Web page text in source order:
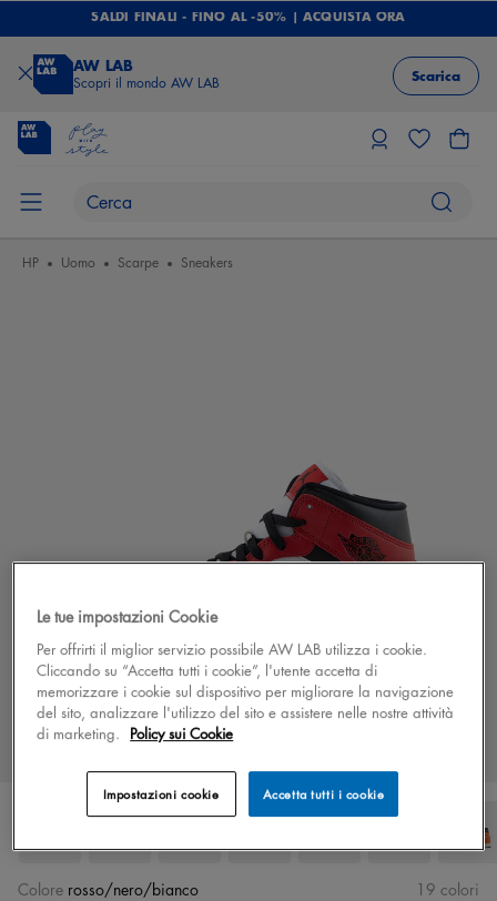
SALDI FINALI - FINO AL -50% | ACQUISTA ORA
AW LAB
Scopri il mondo AW LAB Scarica
HP Uomo Scarpe Sneakers
Colore rosso/nero/bianco 19 colori
Le tue impostazioni Cookie
Per offrirti il miglior servizio possibile AW LAB utilizza i cookie.
Cliccando su “Accetta tutti i cookie”, l'utente accetta di
memorizzare i cookie sul dispositivo per migliorare la navigazione
del sito, analizzare l'utilizzo del sito e assistere nelle nostre attività
di marketing. Policy sui Cookie
Accetta tutti i cookie
Impostazioni cookie